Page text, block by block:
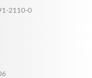
2110-0